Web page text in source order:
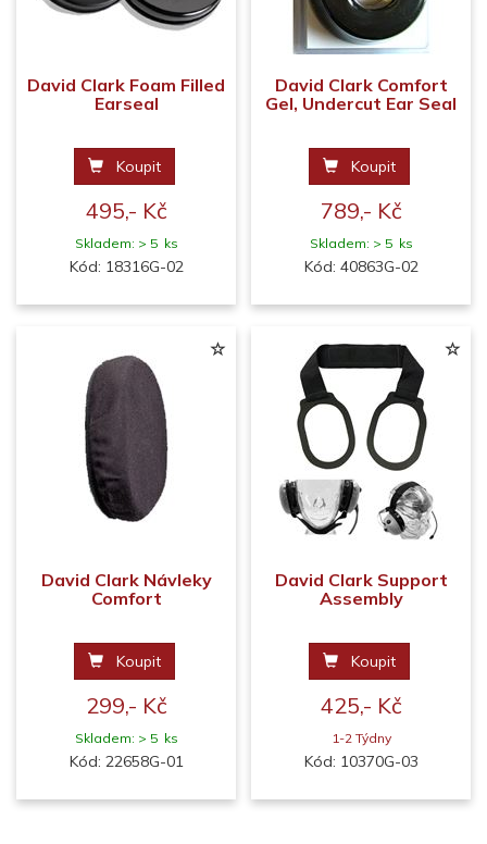
David Clark Foam Filled
Earseal
Koupit
495,- Kč
Skladem: > 5 ks
Kód: 18316G-02
David Clark Comfort
Gel, Undercut Ear Seal
Koupit
789,- Kč
Skladem: > 5 ks
Kód: 40863G-02
David Clark Návleky
Comfort
Koupit
299,- Kč
Skladem: > 5 ks
Kód: 22658G-01
David Clark Support
Assembly
Koupit
425,- Kč
1-2 Týdny
Kód: 10370G-03